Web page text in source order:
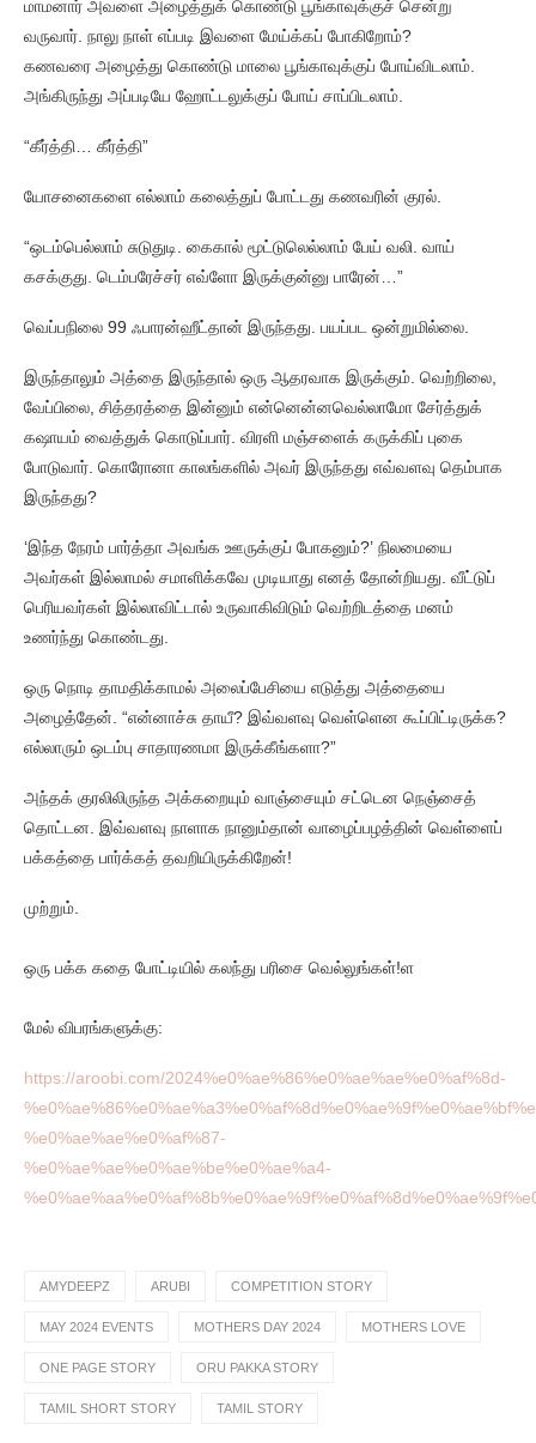
மாமனார் அவளை அழைத்துக் கொண்டு பூங்காவுக்குச் சென்று
வருவார். நாலு நாள் எப்படி இவளை மேய்க்கப் போகிறோம்?
கணவரை அழைத்து கொண்டு மாலை பூங்காவுக்குப் போய்விடலாம்.
அங்கிருந்து அப்படியே ஹோட்டலுக்குப் போய் சாப்பிடலாம்.
“கீர்த்தி… கீர்த்தி”
யோசனைகளை எல்லாம் கலைத்துப் போட்டது கணவரின் குரல்.
“ஒடம்பெல்லாம் சுடுதுடி. கைகால் மூட்டுலெல்லாம் பேய் வலி. வாய்
கசக்குது. டெம்பரேச்சர் எவ்ளோ இருக்குன்னு பாரேன்…”
வெப்பநிலை 99 ஃபாரன்ஹீட்தான் இருந்தது. பயப்பட ஒன்றுமில்லை.
இருந்தாலும் அத்தை இருந்தால் ஒரு ஆதரவாக இருக்கும். வெற்றிலை,
வேப்பிலை, சித்தரத்தை இன்னும் என்னென்னவெல்லாமோ சேர்த்துக்
கஷாயம் வைத்துக் கொடுப்பார். விரளி மஞ்சளைக் கருக்கிப் புகை
போடுவார். கொரோனா காலங்களில் அவர் இருந்தது எவ்வளவு தெம்பாக
இருந்தது?
‘இந்த நேரம் பார்த்தா அவங்க ஊருக்குப் போகனும்?’ நிலமையை
அவர்கள் இல்லாமல் சமாளிக்கவே முடியாது எனத் தோன்றியது. வீட்டுப்
பெரியவர்கள் இல்லாவிட்டால் உருவாகிவிடும் வெற்றிடத்தை மனம்
உணர்ந்து கொண்டது.
ஒரு நொடி தாமதிக்காமல் அலைப்பேசியை எடுத்து அத்தையை
அழைத்தேன். “என்னாச்சு தாயீ? இவ்வளவு வெள்ளென கூப்பிட்டிருக்க?
எல்லாரும் ஒடம்பு சாதாரணமா இருக்கீங்களா?”
அந்தக் குரலிலிருந்த அக்கறையும் வாஞ்சையும் சட்டென நெஞ்சைத்
தொட்டன. இவ்வளவு நாளாக நானும்தான் வாழைப்பழத்தின் வெள்ளைப்
பக்கத்தை பார்க்கத் தவறியிருக்கிறேன்!
முற்றும்.
ஒரு பக்க கதை போட்டியில் கலந்து பரிசை வெல்லுங்கள்!ள
மேல் விபரங்களுக்கு:
https://aroobi.com/2024%e0%ae%86%e0%ae%ae%e0%af%8d-
%e0%ae%ae%e0%af%87-
%e0%ae%ae%e0%ae%be%e0%ae%a4-
AMYDEEPZ ARUBI COMPETITION STORY
MAY 2024 EVENTS MOTHERS DAY 2024 MOTHERS LOVE
ONE PAGE STORY ORU PAKKA STORY
TAMIL SHORT STORY TAMIL STORY